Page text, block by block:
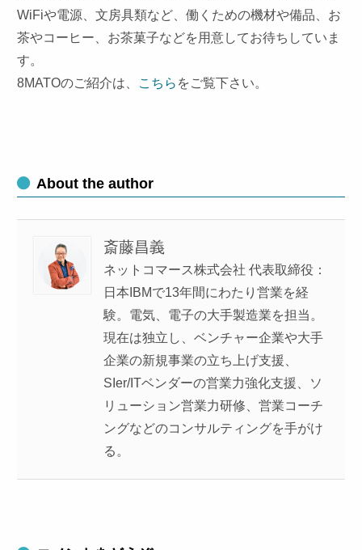
WiFiや電源、文房具類など、働くための機材や備品、お
茶やコーヒー、お茶菓子などを用意してお待ちしていま
す。
8MATOのご紹介は、
こちら をご覧下さい。
About the author
斎藤昌義
ネットコマース株式会社 代表取締役：
日本IBMで13年間にわたり営業を経
験。電気、電子の大手製造業を担当。
現在は独立し、ベンチャー企業や大手
企業の新規事業の立ち上げ支援、
SIer/ITベンダーの営業力強化支援、ソ
リューション営業力研修、営業コーチ
ングなどのコンサルティングを手がけ
る。